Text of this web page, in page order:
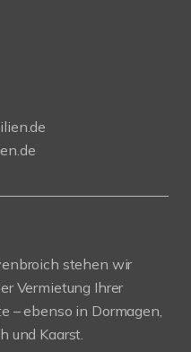
stehen wir
Vermietung Ihrer
– ebenso in Dormagen,
und Kaarst.